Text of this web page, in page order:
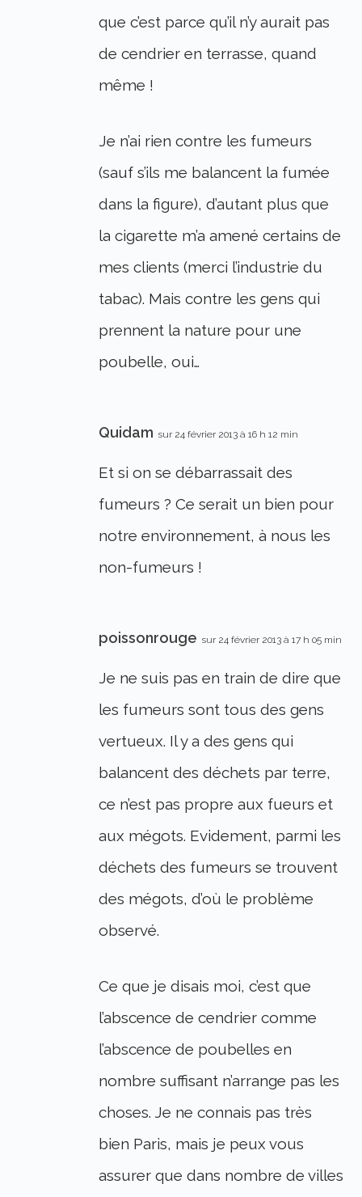
que c’est parce qu’il n’y aurait pas
de cendrier en terrasse, quand
même !
Je n’ai rien contre les fumeurs
(sauf s’ils me balancent la fumée
dans la figure), d’autant plus que
la cigarette m’a amené certains de
mes clients (merci l’industrie du
tabac). Mais contre les gens qui
prennent la nature pour une
poubelle, oui…
Quidam sur 24 février 2013 à 16 h 12 min
Et si on se débarrassait des
fumeurs ? Ce serait un bien pour
notre environnement, à nous les
non-fumeurs !
poissonrouge sur 24 février 2013 à 17 h 05 min
Je ne suis pas en train de dire que
les fumeurs sont tous des gens
vertueux. Il y a des gens qui
balancent des déchets par terre,
ce n’est pas propre aux fueurs et
aux mégots. Evidement, parmi les
déchets des fumeurs se trouvent
des mégots, d’où le problème
observé.
Ce que je disais moi, c’est que
l’abscence de cendrier comme
l’abscence de poubelles en
nombre suffisant n’arrange pas les
choses. Je ne connais pas très
bien Paris, mais je peux vous
assurer que dans nombre de villes